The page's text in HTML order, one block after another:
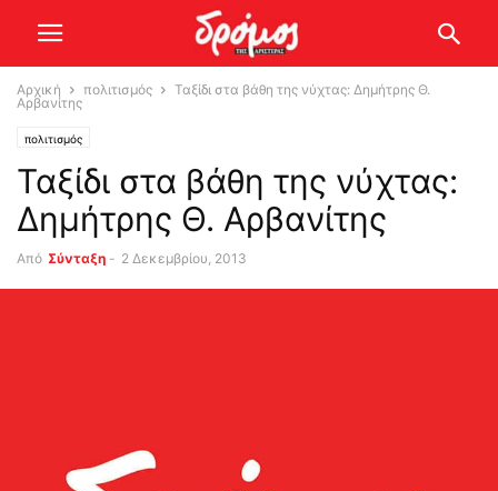
Αρχική πολιτισμός
Ταξίδι στα βάθη της νύχτας: Δημήτρης Θ.
Αρβανίτης
πολιτισμός
Ταξίδι στα βάθη της νύχτας:
Δημήτρης Θ. Αρβανίτης
Από Σύνταξη - 2 Δεκεμβρίου, 2013